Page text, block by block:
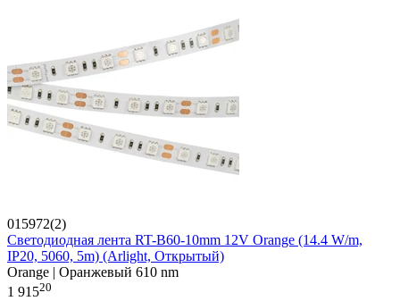
015972(2)
Светодиодная лента RT-B60-10mm 12V Orange (14.4 W/m,
IP20, 5060, 5m) (Arlight, Открытый)
Orange | Оранжевый 610 nm
1 91520